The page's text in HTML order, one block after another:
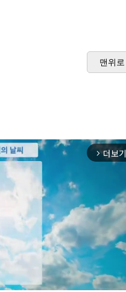
맨위로
arrow_forward_ios 더보기